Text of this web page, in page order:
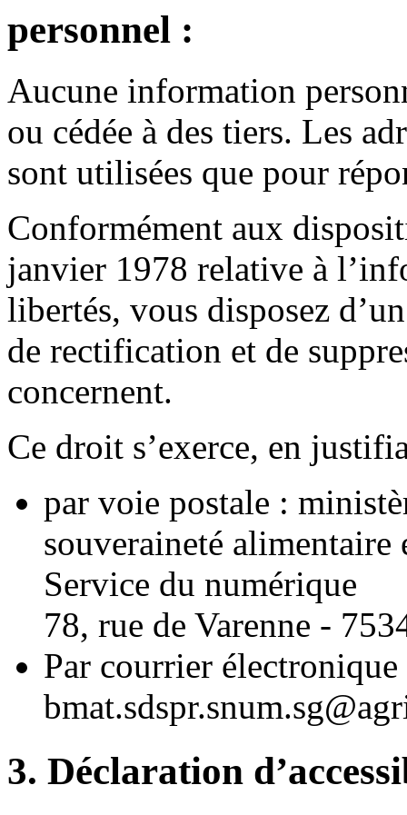
personnel :
Aucune information
ou cédée à des tiers. Les
sont utilisées que pour
Conformément aux
janvier 1978 relative à
libertés, vous disposez
de rectification et de
concernent.
Ce droit s’exerce, en
par voie postale :
souveraineté alimentaire
Service du numérique
78, rue de Varenne -
Par courrier électronique
3. Déclaration